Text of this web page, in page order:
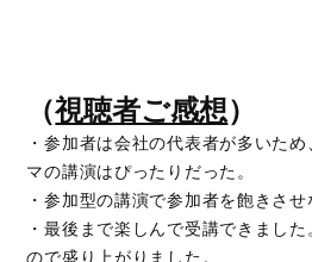
（視聴者ご感想）
・参加者は会社の代表者が多いた
マの講演はぴったりだった。
・参加型の講演で参加者を飽きさせ
・最後まで楽しんで受講できまし
ので盛り上がりました。